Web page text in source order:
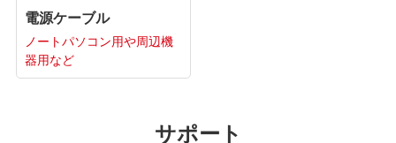
電源ケーブル
ノートパソコン用や周辺機
器用など
サポート